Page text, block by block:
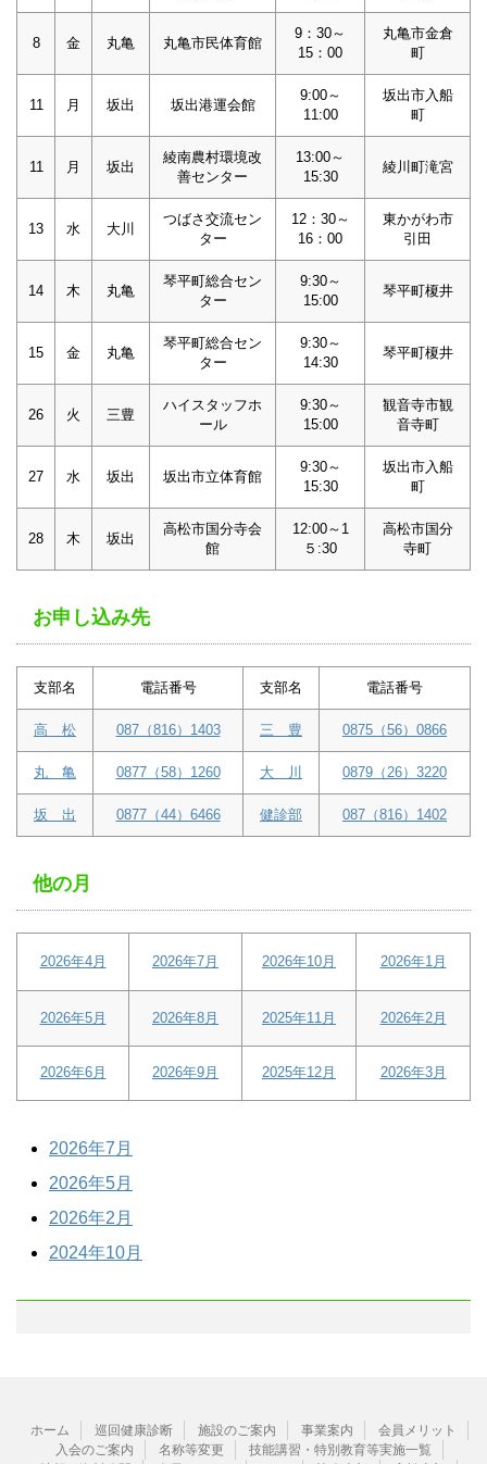
8 金 丸亀 丸亀市民体育館
9：30～
15：00
丸亀市金倉
町
11 月 坂出 坂出港運会館
9:00～
11:00
坂出市入船
町
11 月 坂出
綾南農村環境改
善センター
13:00～
15:30
綾川町滝宮
13 水 大川
つばさ交流セン
ター
12：30～
16：00
東かがわ市
引田
14 木 丸亀
琴平町総合セン
ター
9:30～
15:00
琴平町榎井
15 金 丸亀
琴平町総合セン
ター
9:30～
14:30
琴平町榎井
26 火 三豊
ハイスタッフホ
ール
9:30～
15:00
観音寺市観
音寺町
27 水 坂出 坂出市立体育館
9:30～
15:30
坂出市入船
町
28 木 坂出
高松市国分寺会
館
12:00～1
５:30
高松市国分
寺町
お申し込み先
支部名 電話番号 支部名 電話番号
高 松 087（816）1403 三 豊 0875（56）0866
丸 亀 0877（58）1260 大 川 0879（26）3220
坂 出 0877（44）6466 健診部 087（816）1402
他の月
2026年4月 2026年7月 2026年10月 2026年1月
2026年5月 2026年8月 2025年11月 2026年2月
2026年6月 2026年9月 2025年12月 2026年3月
2026年7月
2026年5月
2026年2月
2024年10月
ホーム 巡回健康診断 施設のご案内 事業案内
会員メリット
入会のご案内
名称等変更
技能講習・特別教育等実施一覧